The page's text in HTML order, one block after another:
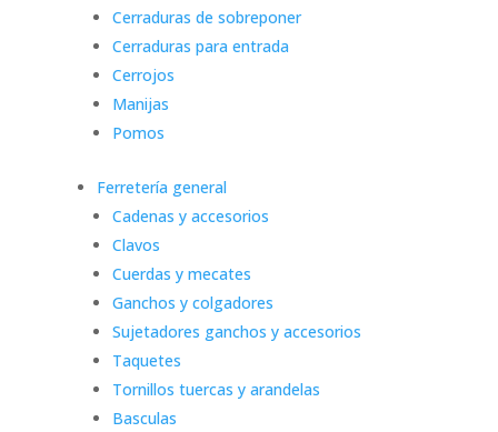
Cerraduras de sobreponer
Cerraduras para entrada
Cerrojos
Manijas
Pomos
Ferretería general
Cadenas y accesorios
Clavos
Cuerdas y mecates
Ganchos y colgadores
Sujetadores ganchos y accesorios
Taquetes
Tornillos tuercas y arandelas
Basculas